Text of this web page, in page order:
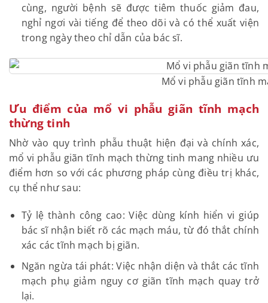
cùng, người bệnh sẽ được tiêm thuốc giảm đau,
nghỉ ngơi vài tiếng để theo dõi và có thể xuất viện
trong ngày theo chỉ dẫn của bác sĩ.
Mổ vi phẫu giãn tĩnh
Ưu điểm của mổ vi phẫu giãn tĩnh mạch
thừng tinh
Nhờ vào quy trình phẫu thuật hiện đại và chính xác,
mổ vi phẫu giãn tĩnh mạch thừng tinh mang nhiều ưu
điểm hơn so với các phương pháp cùng điều trị khác,
cụ thể như sau:
Tỷ lệ thành công cao: Việc dùng kính hiển vi giúp
bác sĩ nhận biết rõ các mạch máu, từ đó thắt chính
xác các tĩnh mạch bị giãn.
Ngăn ngừa tái phát: Việc nhận diện và thắt các tĩnh
mạch phụ giảm nguy cơ giãn tĩnh mạch quay trở
lại.